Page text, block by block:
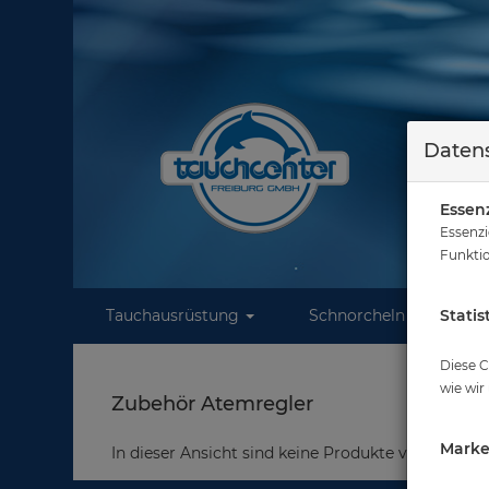
Tauchausrüstung Schnorcheln
Zubehör Atemregler
In dieser Ansicht sind keine Produkte verfügbar
Diese
wie wir